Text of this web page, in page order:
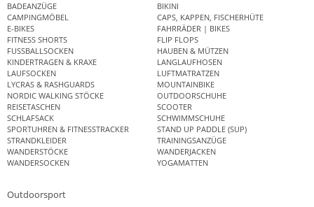
BADEANZÜGE
BIKINI
CAMPINGMÖBEL
CAPS, KAPPEN, FISCHERHÜTE
E-BIKES
FAHRRÄDER | BIKES
FITNESS SHORTS
FLIP FLOPS
FUSSBALLSOCKEN
HAUBEN & MÜTZEN
KINDERTRAGEN & KRAXE
LANGLAUFHOSEN
LAUFSOCKEN
LUFTMATRATZEN
LYCRAS & RASHGUARDS
MOUNTAINBIKE
NORDIC WALKING STÖCKE
OUTDOORSCHUHE
REISETASCHEN
SCOOTER
SCHLAFSACK
SCHWIMMSCHUHE
SPORTUHREN & FITNESSTRACKER
STAND UP PADDLE (SUP)
STRANDKLEIDER
TRAININGSANZÜGE
WANDERSTÖCKE
WANDERJACKEN
WANDERSOCKEN
YOGAMATTEN
Outdoorsport